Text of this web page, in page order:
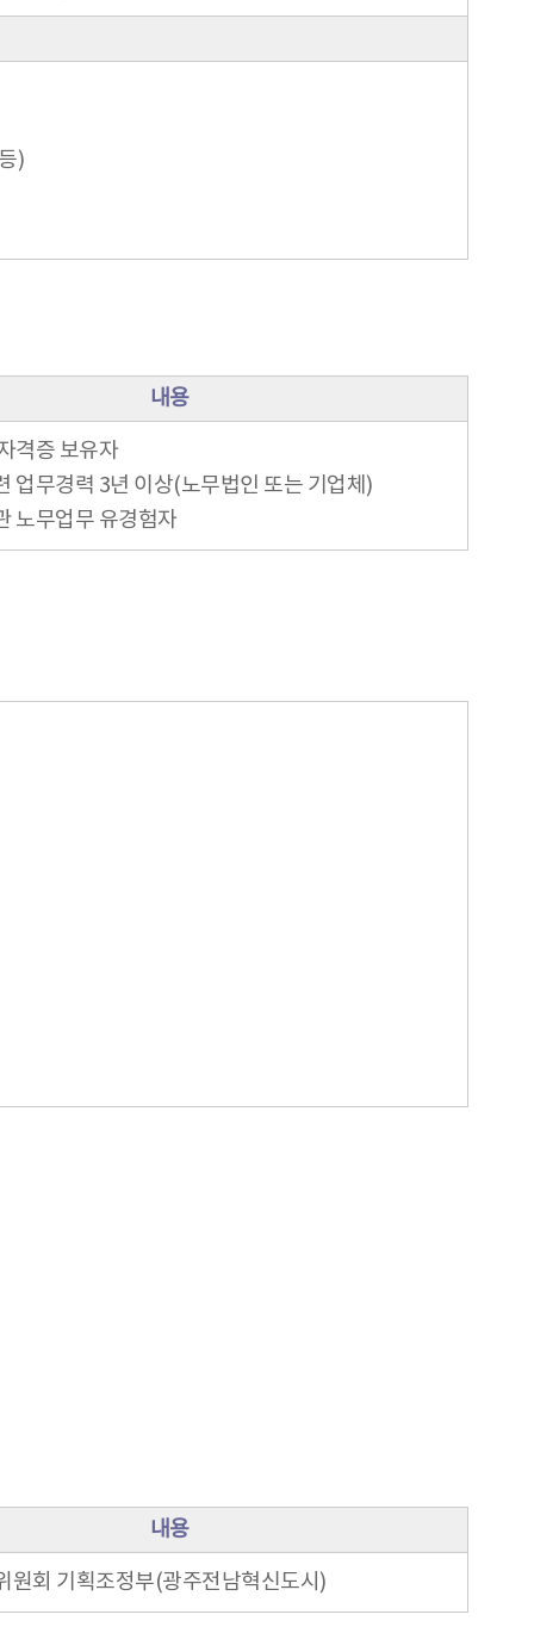
)
내용
격증 보유자
업무경력 3년 이상(노무법인 또는 기업체)
노무업무 유경험자
내용
원회 기획조정부(광주전남혁신도시)